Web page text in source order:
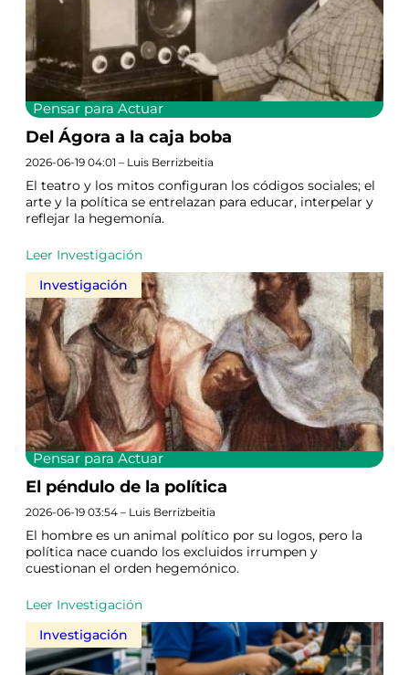
Pensar para Actuar
Del Ágora a la caja boba
2026-06-19 04:01 – Luis Berrizbeitia
El teatro y los mitos configuran los códigos sociales; el
arte y la política se entrelazan para educar, interpelar y
reflejar la hegemonía.
Leer Investigación
Investigación
Pensar para Actuar
El péndulo de la política
2026-06-19 03:54 – Luis Berrizbeitia
El hombre es un animal político por su logos, pero la
política nace cuando los excluidos irrumpen y
cuestionan el orden hegemónico.
Leer Investigación
Investigación